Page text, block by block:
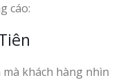
cáo:
khách hàng nhìn